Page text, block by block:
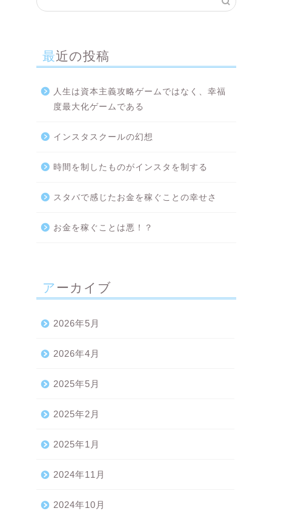
最近の投稿
人生は資本主義攻略ゲームではなく、幸福
度最大化ゲームである
インスタスクールの幻想
時間を制したものがインスタを制する
スタバで感じたお金を稼ぐことの幸せさ
お金を稼ぐことは悪！？
アーカイブ
2026年5月
2026年4月
2025年5月
2025年2月
2025年1月
2024年11月
2024年10月